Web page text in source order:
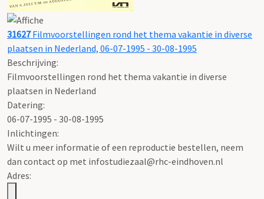
31627Filmvoorstellingen rond het thema vakantie in diverse
plaatsen in Nederland, 06-07-1995 - 30-08-1995
Beschrijving:
Filmvoorstellingen rond het thema vakantie in diverse
plaatsen in Nederland
Datering:
06-07-1995 - 30-08-1995
Inlichtingen:
Wilt u meer informatie of een reproductie bestellen, neem
dan contact op met infostudiezaal@rhc-eindhoven.nl
Adres: